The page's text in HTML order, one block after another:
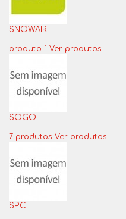
SNOWAIR
produto 1 Ver produtos
SOGO
7 produtos Ver produtos
SPC